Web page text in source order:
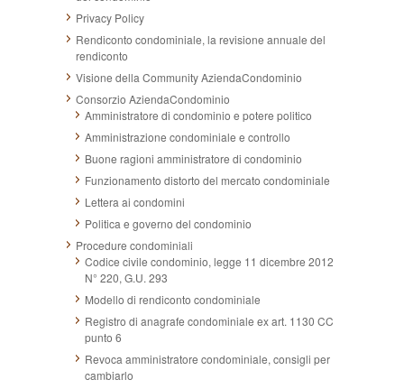
Privacy Policy
Rendiconto condominiale, la revisione annuale del
rendiconto
Visione della Community AziendaCondominio
Consorzio AziendaCondominio
Amministratore di condominio e potere politico
Amministrazione condominiale e controllo
Buone ragioni amministratore di condominio
Funzionamento distorto del mercato condominiale
Lettera ai condomini
Politica e governo del condominio
Procedure condominiali
Codice civile condominio, legge 11 dicembre 2012
N° 220, G.U. 293
Modello di rendiconto condominiale
Registro di anagrafe condominiale ex art. 1130 CC
punto 6
Revoca amministratore condominiale, consigli per
cambiarlo